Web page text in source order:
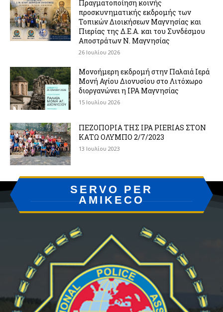
Πραγματοποίηση κοινής
προσκυνηματικής εκδρομής των
Τοπικών Διοικήσεων Μαγνησίας και
Πιερίας της Δ.Ε.Α. και του Συνδέσμου
Αποστράτων Ν. Μαγνησίας
26 Ιουλίου 2026
Μονοήμερη εκδρομή στην Παλαιά Ιερά
Μονή Αγίου Διονυσίου στο Λιτόχωρο
διοργανώνει η IPA Μαγνησίας
15 Ιουλίου 2026
ΠΕΖΟΠΟΡΙΑ ΤΗΣ IPA PIERIAS ΣΤΟΝ
ΚΑΤΩ ΟΛΥΜΠΟ 2/7/2023
13 Ιουλίου 2023
SERVO PER
AMIKECO